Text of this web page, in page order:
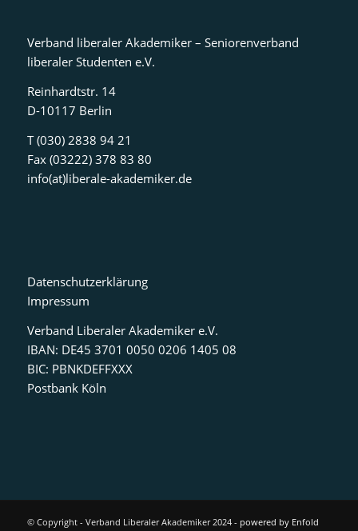
Verband liberaler Akademiker – Seniorenverband
liberaler Studenten e.V.
Reinhardtstr. 14
D-10117 Berlin
T (030) 2838 94 21
Fax (03222) 378 83 80
info(at)liberale-akademiker.de
Datenschutzerklärung
Impressum
Verband Liberaler Akademiker e.V.
IBAN: DE45 3701 0050 0206 1405 08
BIC: PBNKDEFFXXX
Postbank Köln
© Copyright - Verband Liberaler Akademiker 2024 - powered by Enfold